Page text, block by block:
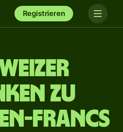
Registrieren
zu
Francs